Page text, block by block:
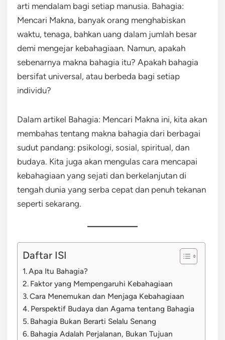
arti mendalam bagi setiap manusia. Bahagia:
Mencari Makna, banyak orang menghabiskan
waktu, tenaga, bahkan uang dalam jumlah besar
demi mengejar kebahagiaan. Namun, apakah
sebenarnya makna bahagia itu? Apakah bahagia
bersifat universal, atau berbeda bagi setiap
individu?
Dalam artikel Bahagia: Mencari Makna ini, kita akan
membahas tentang makna bahagia dari berbagai
sudut pandang: psikologi, sosial, spiritual, dan
budaya. Kita juga akan mengulas cara mencapai
kebahagiaan yang sejati dan berkelanjutan di
tengah dunia yang serba cepat dan penuh tekanan
seperti sekarang.
Daftar ISI
Apa Itu Bahagia?
Faktor yang Mempengaruhi Kebahagiaan
Cara Menemukan dan Menjaga Kebahagiaan
Perspektif Budaya dan Agama tentang Bahagia
Bahagia Bukan Berarti Selalu Senang
Bahagia Adalah Perjalanan, Bukan Tujuan